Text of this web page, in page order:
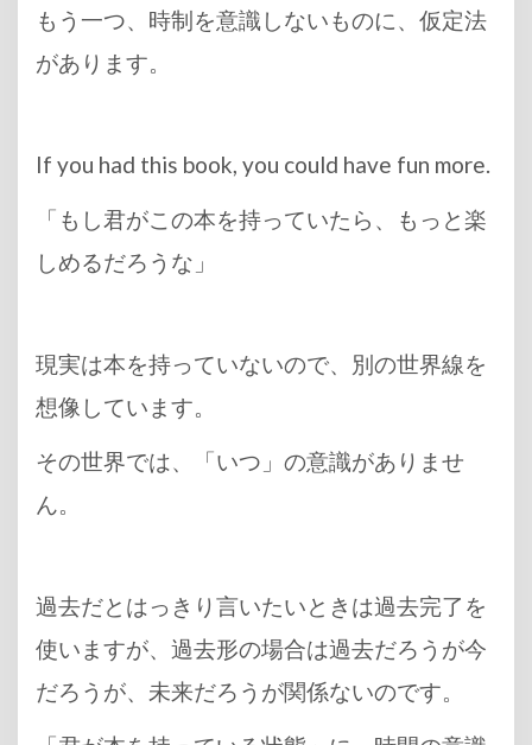
もう一つ、時制を意識しないものに、仮定法
があります。
If you had this book, you could have fun more.
「もし君がこの本を持っていたら、もっと楽
しめるだろうな」
現実は本を持っていないので、別の世界線を
想像しています。
その世界では、「いつ」の意識がありませ
ん。
過去だとはっきり言いたいときは過去完了を
使いますが、過去形の場合は過去だろうが今
だろうが、未来だろうが関係ないのです。